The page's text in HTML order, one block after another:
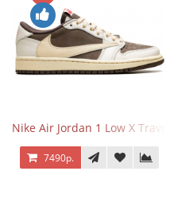
Nike Air Jordan 1 Low X
7490р.